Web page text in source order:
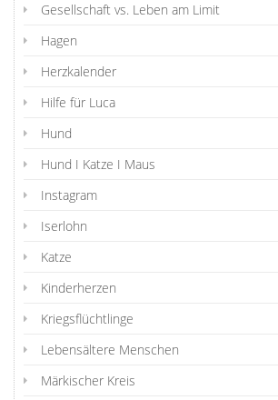
Gesellschaft vs. Leben am Limit
Hagen
Herzkalender
Hilfe für Luca
Hund
Hund I Katze I Maus
Instagram
Iserlohn
Katze
Kinderherzen
Kriegsflüchtlinge
Lebensältere Menschen
Märkischer Kreis